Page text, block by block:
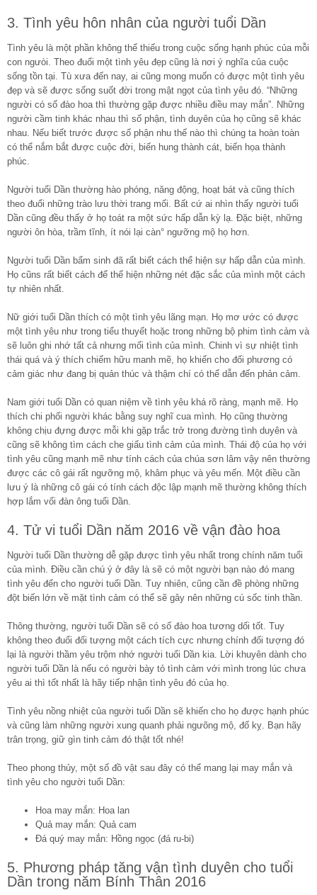
3. Tình yêu hôn nhân của người tuổi Dần
Tình yêu là một phần không thể thiếu trong cuộc sống hạnh phúc của mỗi
con ngưòi. Theo đuổi một tình yêu đẹp cũng là nơi ý nghĩa của cuộc
sống tồn tại. Tù xưa đến nay, ai cũng mong muốn có được một tình yêu
đẹp và sẽ được sống suốt đời trong mật ngọt của tình yêu đó. “Những
người có số đào hoa thì thường gặp được nhiều điều may mắn”. Những
người cầm tinh khác nhau thì số phận, tình duyên của họ cũng sẽ khác
nhau. Nếu biết trước được số phận nhu thế nào thì chúng ta hoàn toàn
có thể nắm bắt được cuộc đời, biến hung thành cát, biến họa thành
phúc.
Người tuổi Dần thường hào phóng, năng động, hoạt bát và cũng thích
theo đuổi những trào lưu thời trang mối. Bất cứ ai nhìn thấy người tuổi
Dần cũng đều thấy ở họ toát ra một sức hấp dẫn kỳ lạ. Đặc biệt, những
người ôn hòa, trầm tĩnh, ít nói lại càn° ngưỡng mộ họ hơn.
Người tuổi Dần bẩm sinh đã rất biết cách thể hiện sự hấp dẫn của mình.
Họ cũns rất biết cách để thể hiện những nét đặc sắc của mình một cách
tự nhiên nhất.
Nữ giới tuổi Dần thích có một tình yêu lãng mạn. Họ mơ ước có được
một tình yêu như trong tiểu thuyết hoặc trong những bộ phim tình cảm và
sẽ luôn ghi nhớ tất cả nhưng mối tình của mình. Chinh vì sự nhiệt tình
thái quá và ý thích chiếm hữu manh mẽ, họ khiến cho đối phương có
cảm giác như đang bị quản thúc và thậm chí có thể dẫn đến phản cảm.
Nam giới tuổi Dần có quan niệm về tình yêu khá rõ ràng, mạnh mẽ. Họ
thích chi phối người khác bằng suy nghĩ cua mình. Họ cũng thường
không chịu đựng được mỗi khi gặp trắc trở trong đường tình duyên và
cũng sẽ không tìm cách che giấu tình cảm của mình. Thái độ của họ với
tình yêu cũng mạnh mẽ như tính cách của chúa sơn lâm vậy nên thường
được các cô gái rất ngưỡng mộ, khâm phục và yêu mến. Một điều cần
lưu ý là những cô gái có tính cách độc lập mạnh mẽ thường không thích
hợp lắm vối đàn ông tuổi Dần.
4. Tử vi tuổi Dần năm 2016 về vận đào hoa
Người tuổi Dần thường dễ gặp được tình yêu nhất trong chính năm tuổi
của mình. Điều cần chú ý ở đây là sẽ có một người bạn nào đó mang
tình yêu đến cho người tuổi Dần. Tuy nhiên, cũng cần đề phòng những
đột biến lớn về mặt tình cảm có thể sẽ gây nên những cú sốc tinh thần.
Thông thường, người tuổi Dần sẽ có số đào hoa tương dối tốt. Tuy
không theo đuổi đối tượng một cách tích cực nhưng chính đối tượng đó
lại là người thầm yêu trộm nhớ người tuổi Dần kia. Lời khuyên dành cho
người tuổi Dần là nếu có người bày tỏ tình cảm với mình trong lúc chưa
yêu ai thì tốt nhất là hãy tiếp nhận tình yêu đó của họ.
Tình yêu nồng nhiệt của người tuổi Dần sẽ khiến cho họ được hạnh phúc
và cũng làm những người xung quanh phải ngưõng mộ, đố kỵ. Bạn hãy
trân trọng, giữ gìn tinh cảm đó thật tốt nhé!
Theo phong thủy, một số đồ vật sau đây có thể mang lại may mắn và
tình yêu cho người tuổi Dần:
Hoa may mắn: Hoa lan
Quả may mắn: Quả cam
Đá quý may mắn: Hồng ngọc (đá ru-bi)
5. Phương pháp tăng vận tình duyên cho tuổi
Dần trong năm Bính Thân 2016